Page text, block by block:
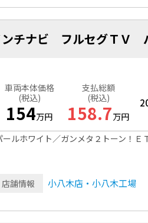
チナビ フルセグＴＶ
車両本体価格
(税込)
154万円
支払総額
(税込)
158.7万円
ールホワイト／ガンメタ２トーン！
店舗情報 小八木店・小八木工場